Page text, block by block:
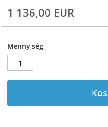
1 136,00 EUR
Mennyiség